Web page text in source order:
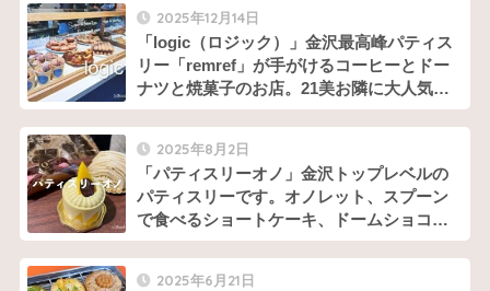
2025年12月14日
「logic（ロジック）」金沢最高峰パティス
リー「remref」が手がけるコーヒーとドー
ナツと焼菓子のお店。21美お隣に大人気店
あり
2025年8月2日
「パティスリーオノ」金沢トップレベルの
パティスリーです。オノレット、スプーン
で食べるショートケーキ、ドームショコラ
ピスターシュは必ず食べたい！
2025年6月21日